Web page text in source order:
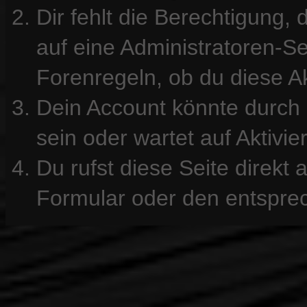
Dir fehlt die Berechtigung,
auf eine Administratoren-
Forenregeln, ob du diese
Dein Account könnte
sein oder wartet auf
Du rufst diese Seite direkt
Formular oder den